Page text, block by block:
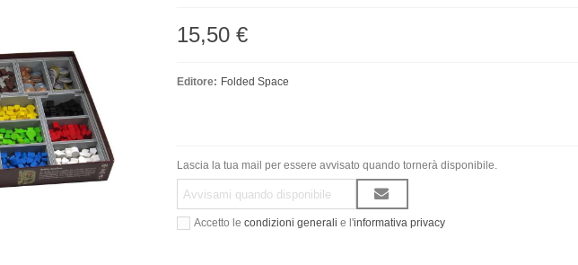
15,50 €
Editore: Folded Space
Lascia la tua mail per essere avvisato quando tornerà disponibile.
Accetto le condizioni generali e l'informativa privacy